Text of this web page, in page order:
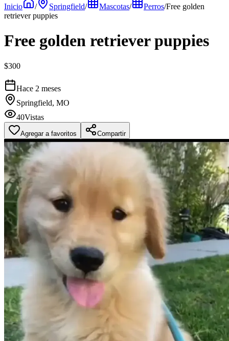
Inicio / Springfield/ Mascotas/ Perros/Free golden
retriever puppies
Free golden retriever puppies
$300
Hace 2 meses
Springfield, MO
40Vistas
Agregar a favoritos Compartir